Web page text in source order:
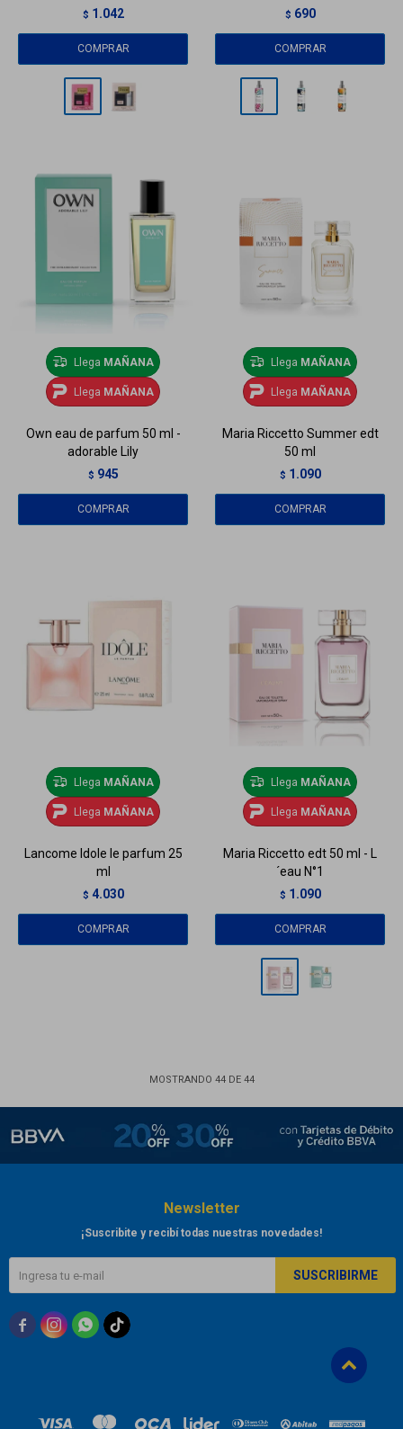
$ 1.042 $ 690
Llega MAÑANA
Llega MAÑANA
Own eau de parfum 50 ml -
adorable Lily
$ 945
Llega MAÑANA
Llega MAÑANA
Maria Riccetto Summer edt
50 ml
$ 1.090
Llega MAÑANA
Llega MAÑANA
Lancome Idole le parfum 25
ml
$ 4.030
Llega MAÑANA
Llega MAÑANA
Maria Riccetto edt 50 ml - L
´eau N°1
$ 1.090
MOSTRANDO 44DE 44
Newsletter
¡Suscribite y recibí todas nuestras novedades!
SUSCRIBIRME
  